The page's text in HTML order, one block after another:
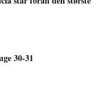
30-31